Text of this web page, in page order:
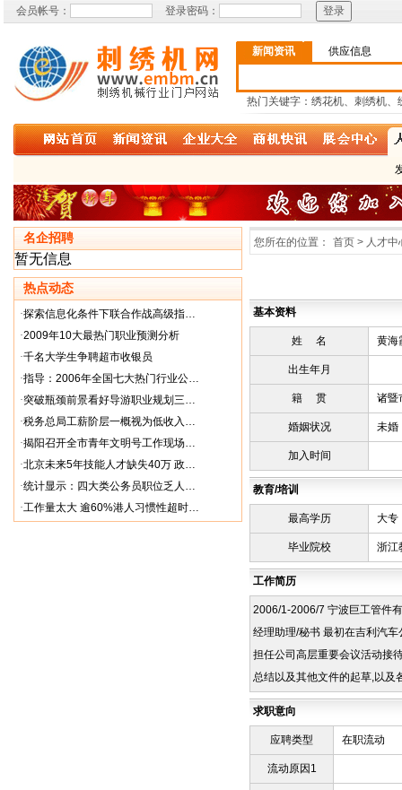
会员帐号： 登录密码：
新闻资讯 供应信息
热门关键字：绣花机、刺绣机、
名企招聘
暂无信息
热点动态
·探索信息化条件下联合作战高级指…
·2009年10大最热门职业预测分析
·千名大学生争聘超市收银员
·指导：2006年全国七大热门行业公…
·突破瓶颈前景看好导游职业规划三…
·税务总局工薪阶层一概视为低收入…
·揭阳召开全市青年文明号工作现场…
·北京未来5年技能人才缺失40万 政…
·统计显示：四大类公务员职位乏人…
·工作量太大 逾60%港人习惯性超时…
您所在的位置： 首页 > 人才中
基本资料
姓 名 黄海
出生年月
籍 贯 诸暨
婚姻状况 未婚
加入时间
教育/培训
最高学历 大专
毕业院校 浙江
工作简历
2006/1-2006/7 宁波巨工管件
经理助理/秘书 最初在吉利汽
担任公司高层重要会议活动接
总结以及其他文件的起草,以及
求职意向
应聘类型 在职流动
流动原因1